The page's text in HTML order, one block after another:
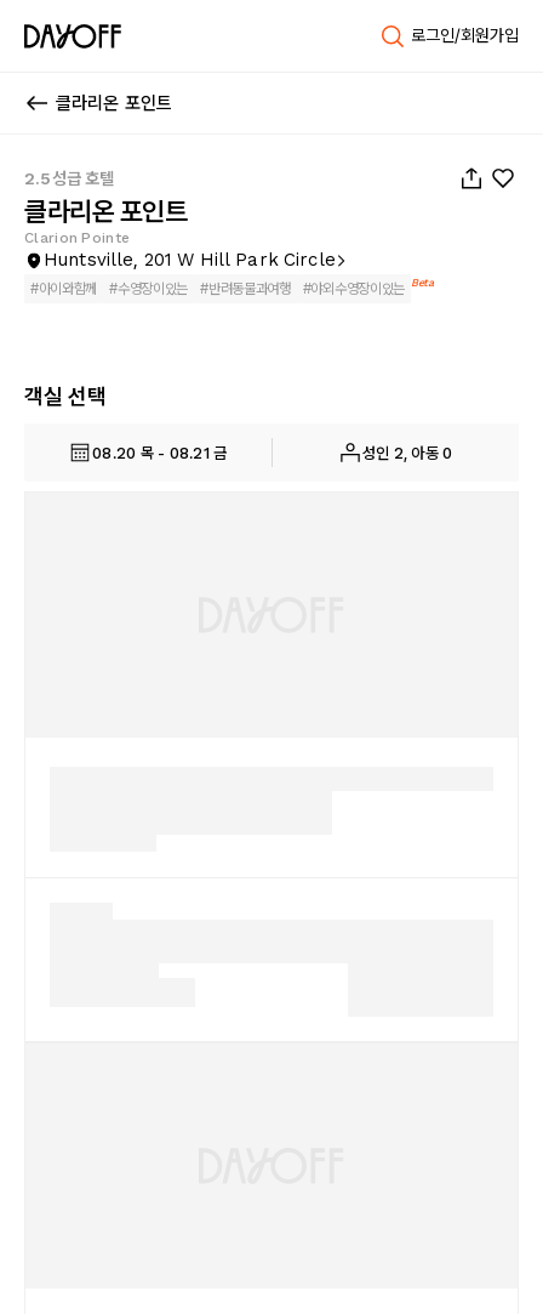
로그인/회원가입
클라리온 포인트
2.5성급 호텔
클라리온 포인트
Clarion Pointe
Huntsville, 201 W Hill Park Circle
#아이와함께 #수영장이있는 #반려동물과여행 #야외수영장이있는 Beta
객실 선택
08.20 목 - 08.21 금 성인 2, 아동 0